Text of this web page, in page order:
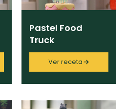
Pastel Food
Truck
Ver receta